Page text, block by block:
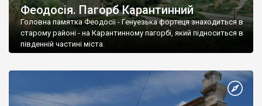
Феодосія. Пагорб Карантинний
Головна памятка Феодосії - Генуезька фортеця знаходиться в
старому районі - на Карантинному пагорбі, який підноситься в
південній частині міста.